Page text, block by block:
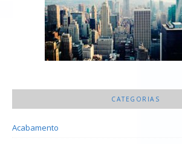
CATEGORIAS
Acabamento